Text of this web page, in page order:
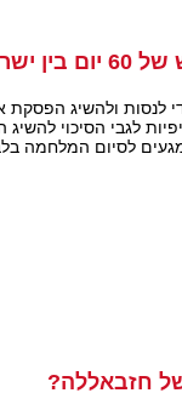
לנסות ולהשיג הפסקת
לגבי הסיכוי להשיג
לסיום המלחמה
חזבאללה?